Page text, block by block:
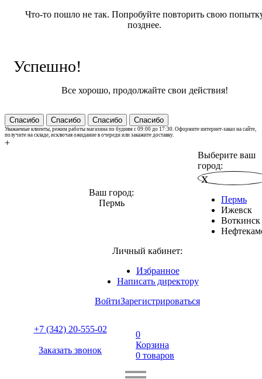
Что-то пошло не так. Попробуйте повторить свою
позднее.
Успешно!
Все хорошо, продолжайте свои действия!
Спасибо Спасибо Спасибо Спасибо
Уважаемые клиенты, режим работы магазина по будням с 09:00 до 17:30. Оформите интернет-заказ на сайте,
получите на складе, исключая ожидание в очереди или закажите доставку.
+
Ваш город:
Пермь
Выберите ваш
город:
x
Пермь
Ижевск
Воткинск
Личный кабинет:
Избранное
Написать директору
ВойтиЗарегистрироваться
+7 (342) 20-555-02
Заказать звонок
0
Корзина
0 товаров